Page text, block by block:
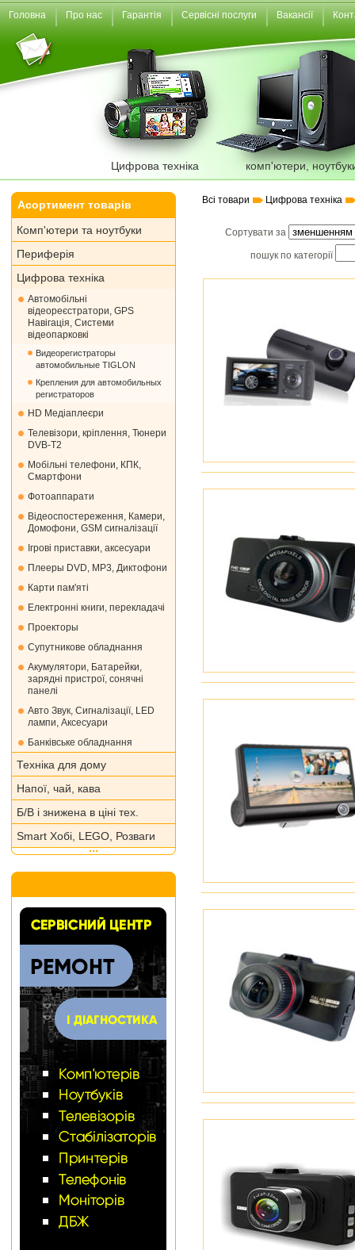
Головна Про нас Гарантія Сервісні послуги Вакансії
Цифрова техніка комп'ютери,
Асортимент товарів
Комп'ютери та ноутбуки
Периферія
Цифрова техніка
Автомобільні
відеореєстратори, GPS
Навігація, Системи
відеопарковкі
Видеорегистраторы
автомобильные TIGLON
Крепления для автомобильных
регистраторов
HD Медіаплеєри
Телевізори, кріплення, Тюнери
DVB-T2
Мобільні телефони, КПК,
Смартфони
Фотоаппарати
Відеоспостереження, Камери,
Домофони, GSM сигналізації
Ігрові приставки, аксесуари
Плееры DVD, MP3, Диктофони
Карти пам'яті
Електронні книги, перекладачі
Проекторы
Супутникове обладнання
Акумулятори, Батарейки,
зарядні пристрої, сонячні
панелі
Авто Звук, Сигналізації, LED
лампи, Аксесуари
Банківське обладнання
Техніка для дому
Напої, чай, кава
Б/В і знижена в ціні тех.
Smart Хобі, LEGO, Розваги
Всі товари Цифрова техніка
Сортувати за
пошук по категорії